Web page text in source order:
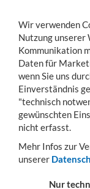
Toggle
navigation
MENÜ
FRAGE
Wir verwenden
Nutzung unserer
Kommunikation
Daten für
wenn Sie uns
Einverständnis
"technisch
gewünschten
nicht erfasst.
Mehr Infos zur
unserer
Nur